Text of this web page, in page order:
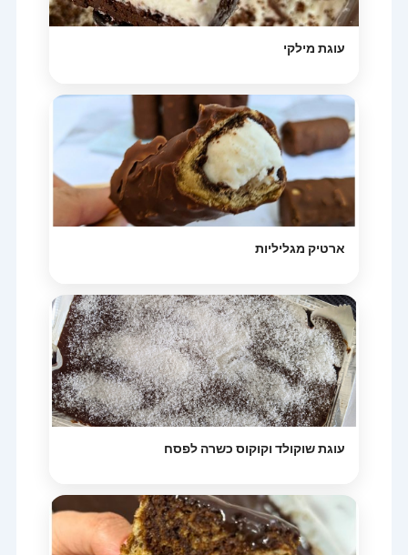
עוגת מילקי
ארטיק מגליליות
עוגת שוקולד וקוקוס כשרה לפסח